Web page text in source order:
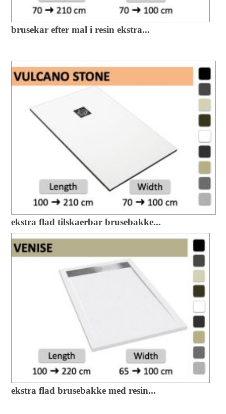
brusekar efter mal i resin ekstra...
ekstra flad tilskaerbar brusebakke...
ekstra flad brusebakke med resin...